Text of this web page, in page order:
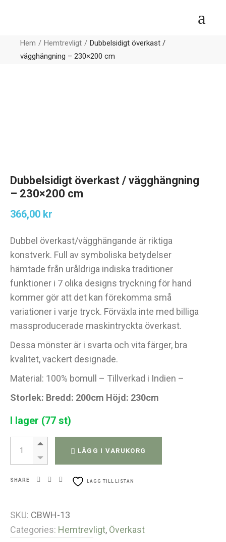
Hem Hemtrevligt
Dubbelsidigt överkast /
vägghängning – 230×200 cm
Dubbelsidigt överkast / vägghängning
– 230×200 cm
366,00 kr
Dubbel överkast/vägghängande är riktiga
konstverk. Full av symboliska betydelser
hämtade från uråldriga indiska traditioner
funktioner i 7 olika designs tryckning för hand
kommer gör att det kan förekomma små
variationer i varje tryck. Förväxla inte med billiga
massproducerade maskintryckta överkast.
Dessa mönster är i svarta och vita färger, bra
kvalitet, vackert designade.
Material: 100% bomull – Tillverkad i Indien –
Storlek: Bredd: 200cm Höjd: 230cm
I lager (77 st)
Dubbelsidigt överkast / vägghängning - 230x200 cm quantity
LÄGG I VARUKORG
SHARE LÄGG TILL LISTAN
SKU: CBWH-13
Categories: Hemtrevligt, Överkast